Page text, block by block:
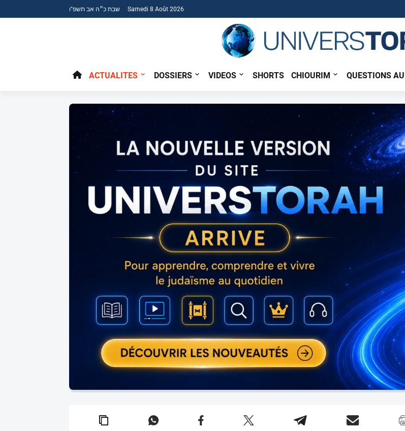
שבת כ״ה אב תשפ"ו Samedi 8 Août 2026
ACTUALITES DOSSIERS VIDEOS SHORTS CHIOURIM QUESTIONS